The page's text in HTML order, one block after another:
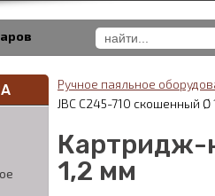
Ручное паяльное
JBC C245-710 скошенный Ø
Картридж-
1,2 мм